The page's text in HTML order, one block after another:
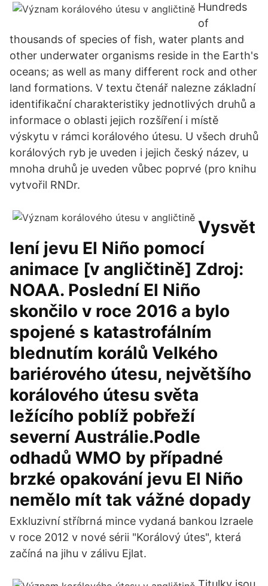
Hundreds
of
thousands of species of fish, water plants and
other underwater organisms reside in the Earth's
oceans; as well as many different rock and other
land formations. V textu čtenář nalezne základní
identifikační charakteristiky jednotlivých druhů a
informace o oblasti jejich rozšíření i místě
výskytu v rámci korálového útesu. U všech druhů
korálových ryb je uveden i jejich český název, u
mnoha druhů je uveden vůbec poprvé (pro knihu
vytvořil RNDr.
Vysvět
lení jevu El Niño pomocí
animace [v angličtině] Zdroj:
NOAA. Poslední El Niño
skončilo v roce 2016 a bylo
spojené s katastrofálním
blednutím korálů Velkého
bariérového útesu, největšího
korálového útesu světa
ležícího poblíž pobřeží
severní Austrálie.Podle
odhadů WMO by případné
brzké opakování jevu El Niño
nemělo mít tak vážné dopady
Exkluzivní stříbrná mince vydaná bankou Izraele
v roce 2012 v nové sérii "Korálový útes", která
začíná na jihu v zálivu Ejlat.